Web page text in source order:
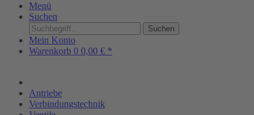
Menü
Suchen
Suchen
Mein Konto
Warenkorb 0 0,00 € *
Antriebe
Verbindungstechnik